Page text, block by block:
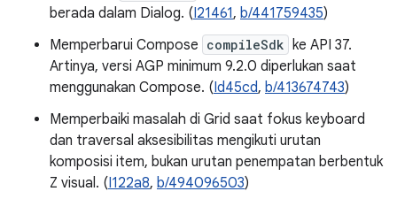
berada dalam Dialog. (I21461, b/441759435)
Memperbarui Compose compileSdk ke API 37.
Artinya, versi AGP minimum 9.2.0 diperlukan saat
menggunakan Compose. (Id45cd, b/413674743)
Memperbaiki masalah di Grid saat fokus keyboard
dan traversal aksesibilitas mengikuti urutan
komposisi item, bukan urutan penempatan berbentuk
Z visual. (I122a8, b/494096503)